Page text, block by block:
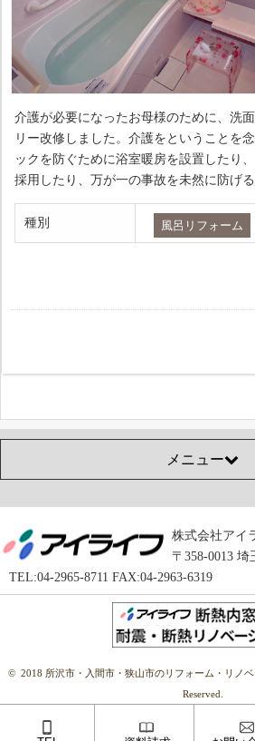
介護が必要になったお母様のために、洗
リー改修しました。介護をということを
ックを防ぐために浴室暖房を設置したり
採用したり、万が一の事故を未然に防げ
種別 風呂リフォーム
メニュー
株式会社アイ
〒358-0013 埼
TEL:04-2965-8711 FAX:04-2963-6319
© 2018 所沢市・入間市・狭山市のリフォーム・リノ
Reserved.